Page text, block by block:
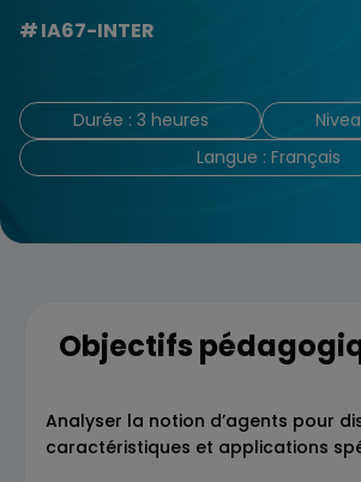
IA67-INTER
Durée : 3 heures
Langue : Français
Objectifs
Analyser la notion d’agents pour
caractéristiques et applications